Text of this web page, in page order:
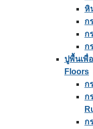
หิ
ก
ก
ก
ปูพื้นเพื่
Floors
ก
ก
ก